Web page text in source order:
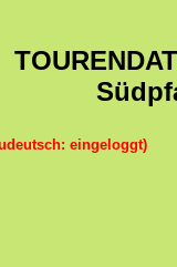
eingeloggt)